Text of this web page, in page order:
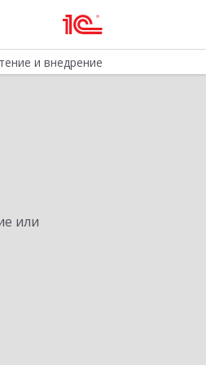
и внедрение
или